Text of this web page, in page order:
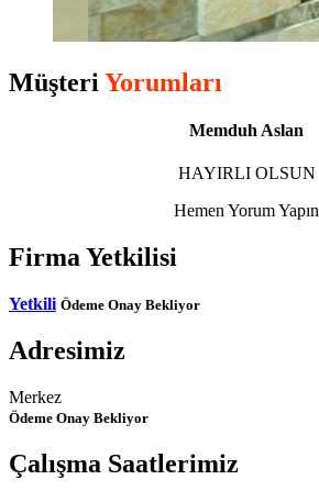
Müşteri Yorumları
Memduh Aslan
HAYIRLI OLSUN
Hemen Yorum Yapın
Firma Yetkilisi
Yetkili Ödeme Onay Bekliyor
Adresimiz
Merkez
Ödeme Onay Bekliyor
Çalışma Saatlerimiz